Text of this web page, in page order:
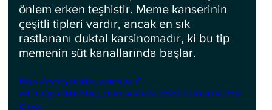
önlem erken teşhistir. Meme kanserinin
çeşitli tipleri vardır, ancak en sık
rastlananı duktal karsinomadır, ki bu tip
memenin süt kanallarında başlar.
https://www.youtube.com/watch?
v=LDD0yDVMInY&ab_channel=Do%C3%A7.Dr.Mutlu%C3%9
Cnver